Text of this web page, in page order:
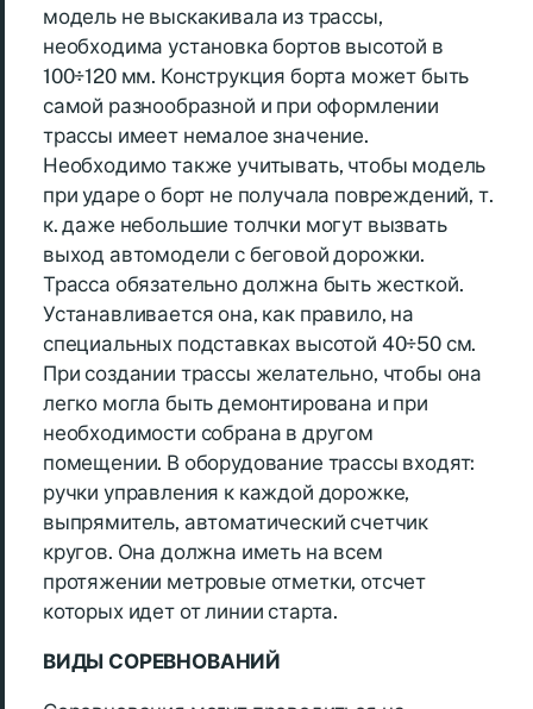
модель не выскакивала из трассы,
необходима установка бортов высотой в
100÷120 мм. Конструкция борта может быть
самой разнообразной и при оформлении
трассы имеет немалое значение.
Необходимо также учитывать, чтобы модель
при ударе о борт не получала повреждений, т.
к. даже небольшие толчки могут вызвать
выход автомодели с беговой дорожки.
Трасса обязательно должна быть жесткой.
Устанавливается она, как правило, на
специальных подставках высотой 40÷50 см.
При создании трассы желательно, чтобы она
легко могла быть демонтирована и при
необходимости собрана в другом
помещении. В оборудование трассы входят:
ручки управления к каждой дорожке,
выпрямитель, автоматический счетчик
кругов. Она должна иметь на всем
протяжении метровые отметки, отсчет
которых идет от линии старта.
ВИДЫ СОРЕВНОВАНИЙ